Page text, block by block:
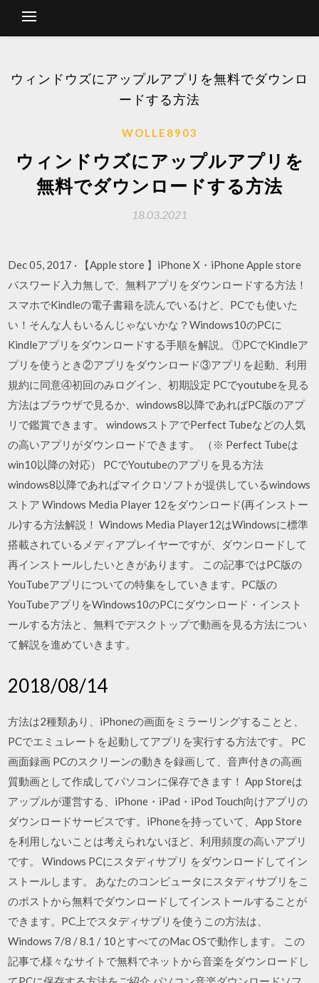
ウィンドウズにアップルアプリを無料でダウンロ
ードする方法
WOLLE8903
ウィンドウズにアップルアプリを
無料でダウンロードする方法
18.03.2021
Dec 05, 2017 · 【Apple store 】iPhone X・iPhone Apple store
パスワード入力無しで、無料アプリをダウンロードする方法！
スマホでKindleの電子書籍を読んでいるけど、PCでも使いた
い！そんな人もいるんじゃないかな？Windows10のPCに
Kindleアプリをダウンロードする手順を解説。 ①PCでKindleア
プリを使うとき②アプリをダウンロード③アプリを起動、利用
規約に同意④初回のみログイン、初期設定 PCでyoutubeを見る
方法はブラウザで見るか、windows8以降であればPC版のアプ
リで鑑賞できます。 windowsストアでPerfect Tubeなどの人気
の高いアプリがダウンロードできます。 （※ Perfect Tubeは
win10以降の対応） PCでYoutubeのアプリを見る方法
windows8以降であればマイクロソフトが提供しているwindows
ストア Windows Media Player 12をダウンロード(再インストー
ル)する方法解説！ Windows Media Player12はWindowsに標準
搭載されているメディアプレイヤーですが、ダウンロードして
再インストールしたいときがあります。 この記事ではPC版の
YouTubeアプリについての特集をしていきます。PC版の
YouTubeアプリをWindows10のPCにダウンロード・インスト
ールする方法と、無料でデスクトップで動画を見る方法につい
て解説を進めていきます。
2018/08/14
方法は2種類あり、iPhoneの画面をミラーリングすることと、
PCでエミュレートを起動してアプリを実行する方法です。 PC
画面録画 PCのスクリーンの動きを録画して、音声付きの高画
質動画として作成してパソコンに保存できます！ App Storeは
アップルが運営する、iPhone・iPad・iPod Touch向けアプリの
ダウンロードサービスです。iPhoneを持っていて、App Store
を利用しないことは考えられないほど、利用頻度の高いアプリ
です。 Windows PCにスタディサプリ をダウンロードしてイン
ストールします。 あなたのコンピュータにスタディサプリをこ
のポストから無料でダウンロードしてインストールすることが
できます。PC上でスタディサプリを使うこの方法は、
Windows 7/8 / 8.1 / 10とすべてのMac OSで動作します。 この
記事で,様々なサイトで無料でネットから音楽をダウンロードし